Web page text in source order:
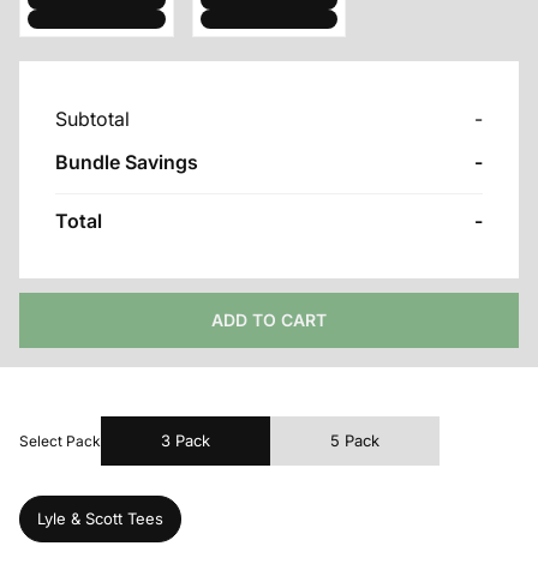
Select Pack 3 Pack 5 Pack
Lyle & Scott Tees
Subtotal
-
Bundle Savings
-
Total -
ADD TO CART